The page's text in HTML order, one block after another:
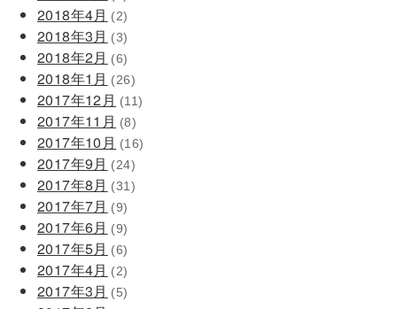
2018年4月 (2)
2018年3月 (3)
2018年2月 (6)
2018年1月 (26)
2017年12月 (11)
2017年11月 (8)
2017年10月 (16)
2017年9月 (24)
2017年8月 (31)
2017年7月 (9)
2017年6月 (9)
2017年5月 (6)
2017年4月 (2)
2017年3月 (5)